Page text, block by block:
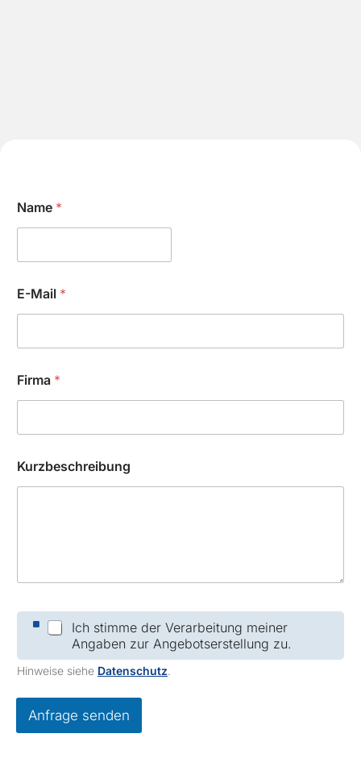
*
*
Name *
E-Mail *
Firma *
Kurzbeschreibung
C
c
k
b
Ich stimme der Verarbeitung meiner
Angaben zur Angebotserstellung zu.
Hinweise siehe Datenschutz
Anfrage senden